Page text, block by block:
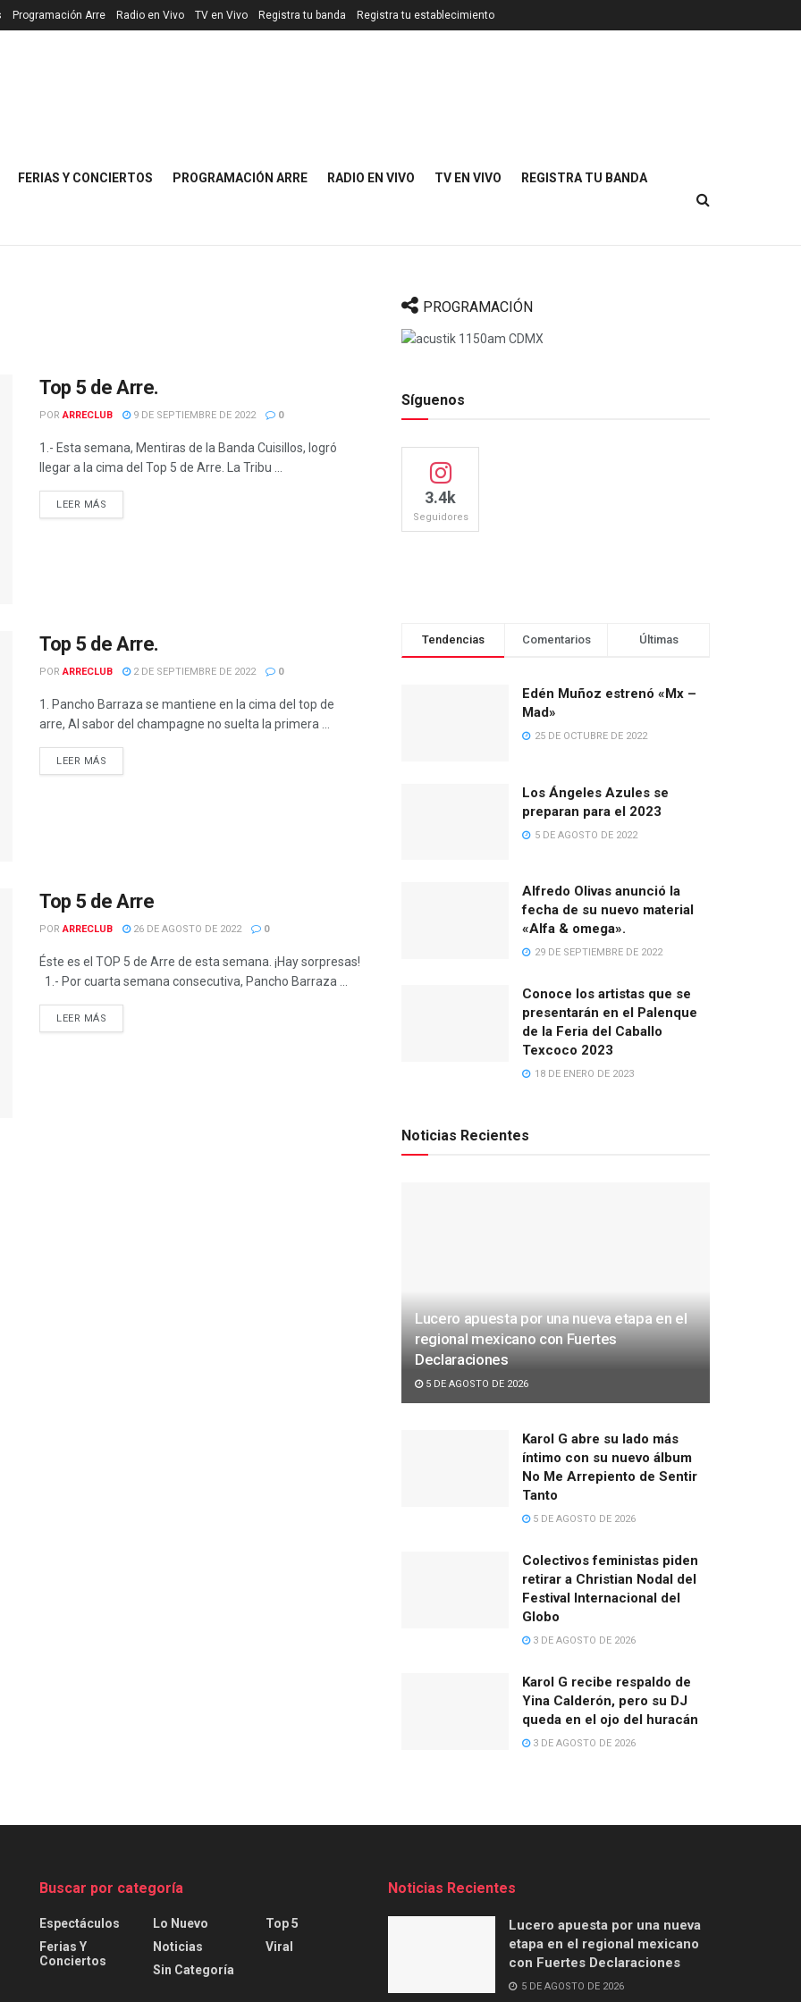
Programación Arre Radio en Vivo TV en Vivo Registra tu banda Registra tu establecimiento
FERIAS Y CONCIERTOS PROGRAMACIÓN ARRE RADIO EN VIVO TV EN VIVO REGISTRA TU BANDA
Top 5 de Arre.
POR ARRECLUB 9 DE SEPTIEMBRE DE 2022 0
1.- Esta semana, Mentiras de la Banda Cuisillos, logró
llegar a la cima del Top 5 de Arre. La Tribu ...
LEER MÁS
Top 5 de Arre.
POR ARRECLUB 2 DE SEPTIEMBRE DE 2022 0
1. Pancho Barraza se mantiene en la cima del top de
arre, Al sabor del champagne no suelta la primera ...
LEER MÁS
Top 5 de Arre
POR ARRECLUB 26 DE AGOSTO DE 2022 0
Éste es el TOP 5 de Arre de esta semana. ¡Hay sorpresas!
1.- Por cuarta semana consecutiva, Pancho Barraza ...
LEER MÁS
PROGRAMACIÓN
Síguenos
3.4k
Seguidores
Tendencias Comentarios Últimas
Edén Muñoz estrenó «Mx –
Mad»
25 DE OCTUBRE DE 2022
Los Ángeles Azules se
preparan para el 2023
5 DE AGOSTO DE 2022
Alfredo Olivas anunció la
fecha de su nuevo material
«Alfa & omega».
29 DE SEPTIEMBRE DE 2022
Conoce los artistas que se
presentarán en el Palenque
de la Feria del Caballo
Texcoco 2023
18 DE ENERO DE 2023
Noticias Recientes
Lucero apuesta por una nueva etapa en el
regional mexicano con Fuertes
Declaraciones
5 DE AGOSTO DE 2026
Karol G abre su lado más
íntimo con su nuevo álbum
No Me Arrepiento de Sentir
Tanto
5 DE AGOSTO DE 2026
Colectivos feministas piden
retirar a Christian Nodal del
Festival Internacional del
Globo
3 DE AGOSTO DE 2026
Karol G recibe respaldo de
Yina Calderón, pero su DJ
queda en el ojo del huracán
3 DE AGOSTO DE 2026
Buscar por categoría
Espectáculos
Ferias Y
Conciertos
Lo Nuevo
Noticias
Sin Categoría
Top 5
Viral
Noticias Recientes
Lucero apuesta por una nueva
etapa en el regional mexicano
con Fuertes Declaraciones
5 DE AGOSTO DE 2026